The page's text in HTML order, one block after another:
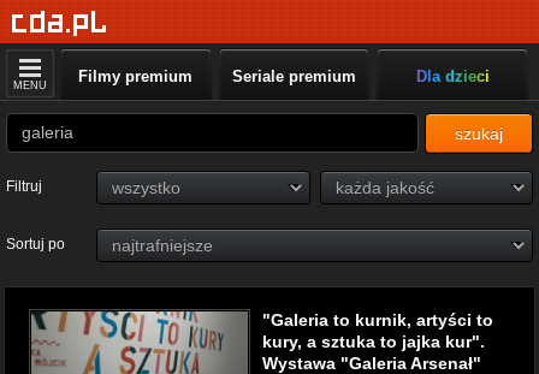
MENU Filmy premium Seriale premium Dla dzieci
szukaj
Filtruj
Sortuj po
"Galeria to kurnik, artyści to
kury, a sztuka to jajka kur".
Wystawa "Galeria Arsenał"